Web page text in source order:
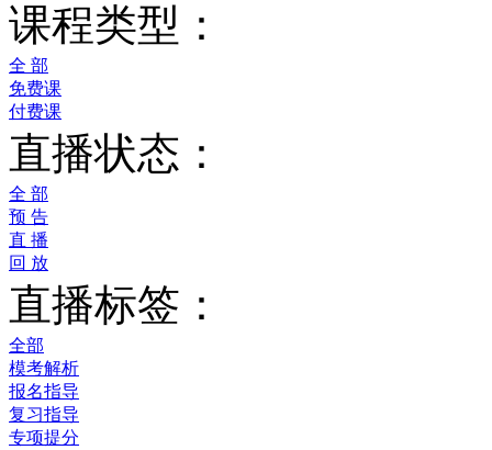
课程类型：
全 部
免费课
付费课
直播状态：
全 部
预 告
直 播
回 放
直播标签：
全部
模考解析
报名指导
复习指导
专项提分